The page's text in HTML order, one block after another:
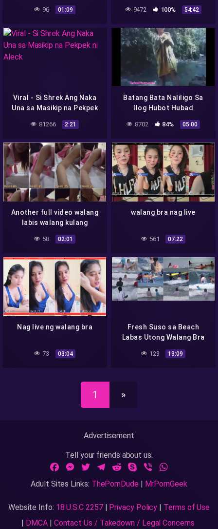
96 01:09
episode 5
9472 100% 54:42
Viral - Si Shrek Ang Naka
Una sa Masikip na Pekpek
ni Aleck
81266 2:21
Batang Bata Naliligo Sa
Ilog Hubot Hubad
8702 84% 05:00
Another full video walang
labis walang kulang
58 02:01
walang bra nag live
561 07:22
Nag live ng walang bra
73 03:04
Fresh Suso sa Beach
Labas Utong Walang Bra
123 13:09
1 »
Advertisement
Tell your friends about us.
FacebookMessenger
TwitterTelegramRedditSkypeViber
Adult Sites Links: ThePornDude MrPornGeek
Website Info: 18 U.S.C 2257| Privacy Policy
Terms of Use
DMCA| Contact Us / Takedown / Legal Concerns